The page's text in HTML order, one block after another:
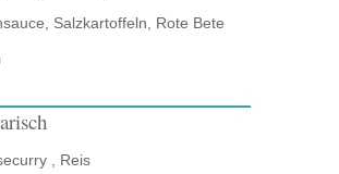
Salzkartoffeln, Rote Bete
, Reis